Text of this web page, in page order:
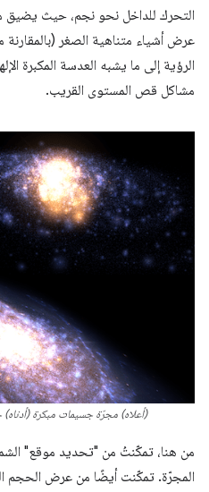
التحرك للداخل نحو نجم، حيث يضيق
عرض أشياء متناهية الصغر
الرؤية إلى ما يشبه العدسة المكبرة
مشاكل قص المستوى القريب.
(أعلاه) مجرّة جسيمات مبكرة
من هنا، تمكّنتُ من "تحديد موقع"
المجرّة. تمكّنت أيضًا من عرض الحجم